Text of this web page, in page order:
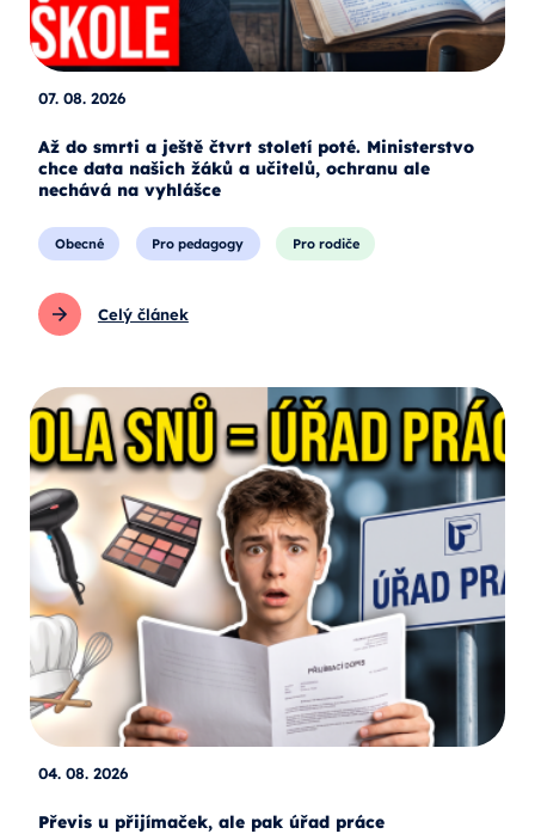
07. 08. 2026
Až do smrti a ještě čtvrt století poté. Ministerstvo
chce data našich žáků a učitelů, ochranu ale
nechává na vyhlášce
Obecné Pro pedagogy Pro rodiče
Celý článek
04. 08. 2026
Převis u přijímaček, ale pak úřad práce